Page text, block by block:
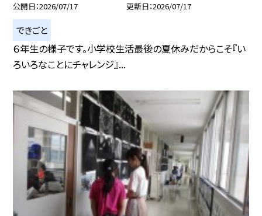
公開日 2026/07/17 更新日 2026/07/17
できごと
６年生の様子です。小学校生活最後の夏休みだからこそ『い
ろいろなことにチャレンジ』...